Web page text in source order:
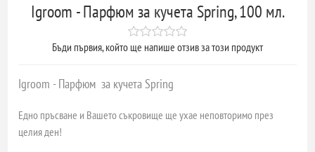
Igroom - Парфюм за кучета Spring, 100 мл.
Бъди първия, който ще напише отзив за този продукт
Igroom - Парфюм за кучета Spring
Едно пръсване и Вашето съкровище ще ухае неповторимо през
целия ден!